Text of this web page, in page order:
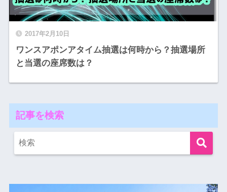
2017年2月10日
ワンスアポンアタイム抽選は何時から？抽選場所
と当選の座席数は？
記事を検索